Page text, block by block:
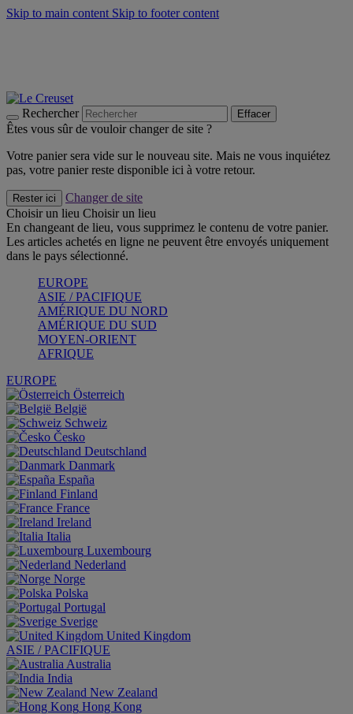
Skip to main content Skip to footer content
Rechercher Effacer
Êtes vous sûr de vouloir changer de site ?
Votre panier sera vide sur le nouveau site. Mais ne vous inquiétez
pas, votre panier reste disponible ici à votre retour.
Rester ici
Changer de site
Choisir un lieu Choisir un lieu
En changeant de lieu, vous supprimez le contenu de votre panier.
Les articles achetés en ligne ne peuvent être envoyés uniquement
dans le pays sélectionné.
EUROPE
ASIE / PACIFIQUE
AMÉRIQUE DU NORD
AMÉRIQUE DU SUD
MOYEN-ORIENT
AFRIQUE
EUROPE
Österreich
België
Schweiz
Česko
Deutschland
Danmark
España
Finland
France
Ireland
Italia
Luxembourg
Nederland
Norge
Polska
Portugal
Sverige
United Kingdom
ASIE / PACIFIQUE
Australia
India
New Zealand
Hong Kong